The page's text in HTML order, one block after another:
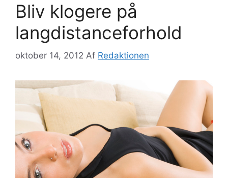
Bliv klogere på
langdistanceforhold
oktober 14, 2012 Af Redaktionen